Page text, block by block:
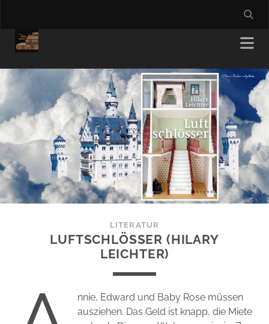
LITERATUR
LUFTSCHLÖSSER (HILARY
LEICHTER)
nnie, Edward und Baby Rose müssen
ausziehen. Das Geld ist knapp, die Miete